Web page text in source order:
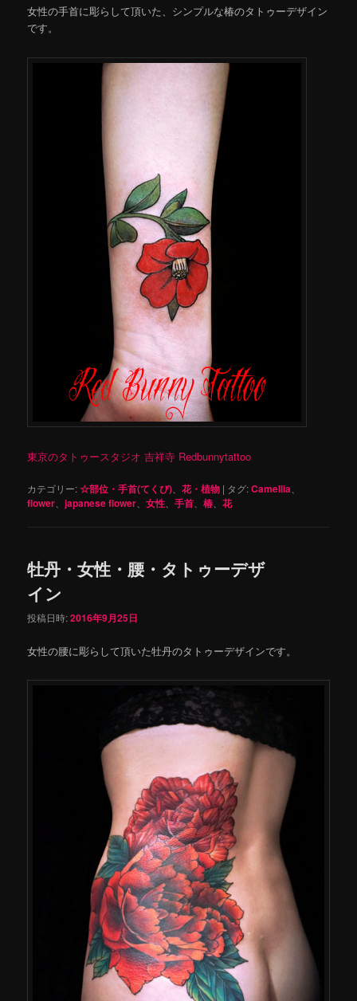
女性の手首に彫らして頂いた、シンプルな椿のタトゥーデザイン
です。
東京のタトゥースタジオ 吉祥寺 Redbunnytattoo
カテゴリー:☆部位・手首(てくび) 、花・植物 | タグ:Camellia
flower 、japanese flower 、女性 、手首 、椿 、花
牡丹・女性・腰・タトゥーデザ
イン
投稿日時:2016年9月25日
女性の腰に彫らして頂いた牡丹のタトゥーデザインです。